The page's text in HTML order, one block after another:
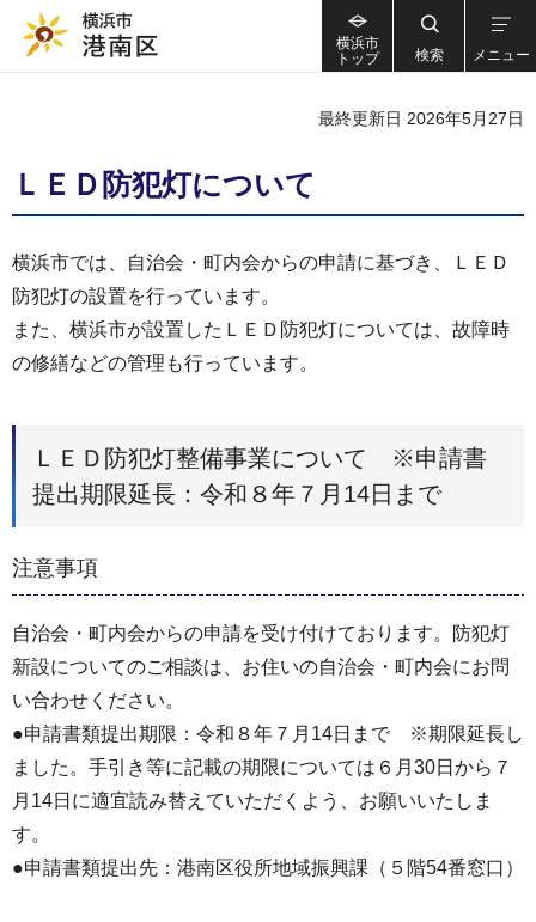
横浜市
トップ
検索 メニュー
最終更新日 2026年5月27日
ＬＥＤ防犯灯について
横浜市では、自治会・町内会からの申請に基づき、ＬＥＤ
防犯灯の設置を行っています。
また、横浜市が設置したＬＥＤ防犯灯については、故障時
の修繕などの管理も行っています。
ＬＥＤ防犯灯整備事業について ※申請書
提出期限延長：令和８年７月14日まで
注意事項
自治会・町内会からの申請を受け付けております。防犯灯
新設についてのご相談は、お住いの自治会・町内会にお問
い合わせください。
●申請書類提出期限：令和８年７月14日まで ※期限延長し
ました。手引き等に記載の期限については６月30日から７
月14日に適宜読み替えていただくよう、お願いいたしま
す。
●申請書類提出先：港南区役所地域振興課（５階54番窓口）